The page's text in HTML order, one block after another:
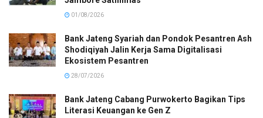
01/08/2026
Bank Jateng Syariah dan Pondok Pesantren Ash
Shodiqiyah Jalin Kerja Sama Digitalisasi
Ekosistem Pesantren
28/07/2026
Bank Jateng Cabang Purwokerto Bagikan Tips
Literasi Keuangan ke Gen Z